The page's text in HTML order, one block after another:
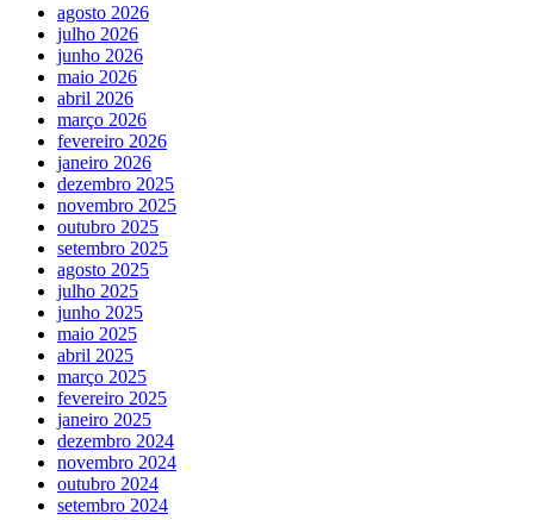
agosto 2026
julho 2026
junho 2026
maio 2026
abril 2026
março 2026
fevereiro 2026
janeiro 2026
dezembro 2025
novembro 2025
outubro 2025
setembro 2025
agosto 2025
julho 2025
junho 2025
maio 2025
abril 2025
março 2025
fevereiro 2025
janeiro 2025
dezembro 2024
novembro 2024
outubro 2024
setembro 2024